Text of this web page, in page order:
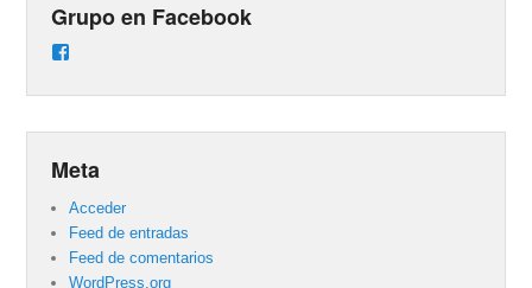
Grupo en Facebook
en
Meta
Acceder
Feed de entradas
Feed de comentarios
WordPress.org